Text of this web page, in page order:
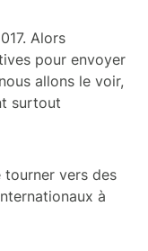
Alors
pour envoyer
allons le voir,
surtout
tourner vers des
à